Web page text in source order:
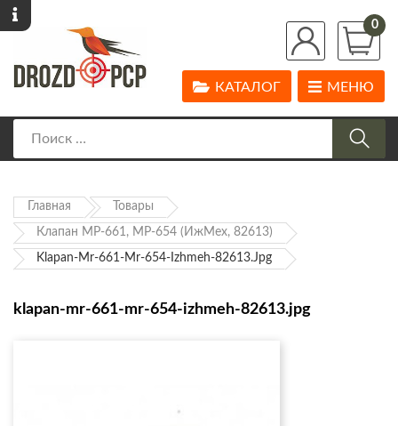
0
МЕНЮ
КАТАЛОГ
Главная Товары
Клапан МР-661, МР-654 (ИжМех, 82613)
Klapan-Mr-661-Mr-654-Izhmeh-82613.jpg
klapan-mr-661-mr-654-izhmeh-82613.jpg